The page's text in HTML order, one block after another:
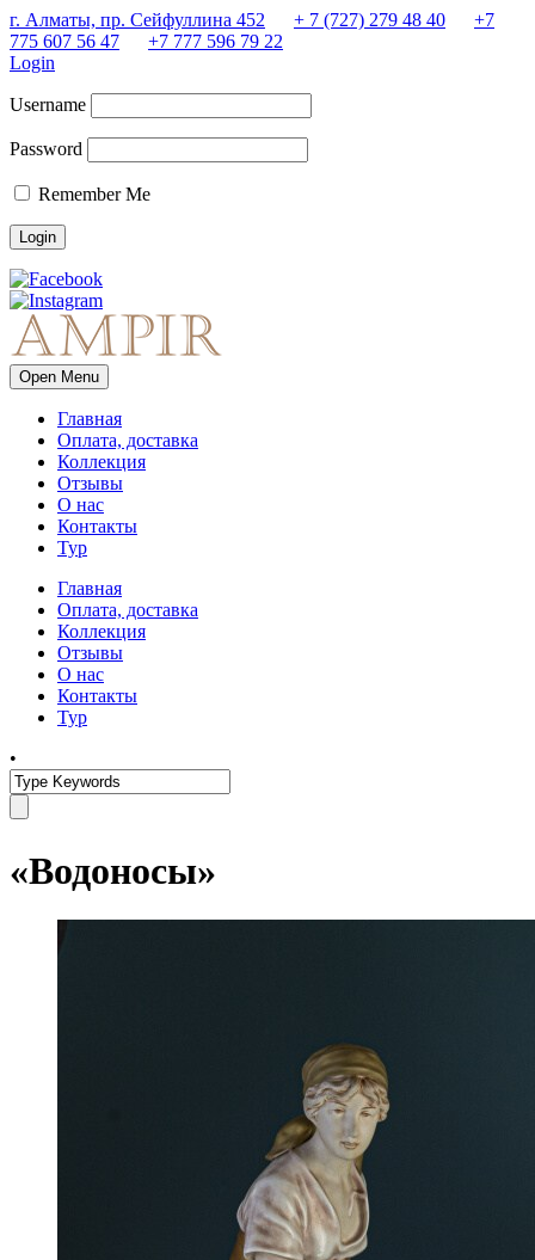
г. Алматы, пр. Сейфуллина 452 + 7 (727) 279 48 40
+7
775 607 56 47
+7 777 596 79 22
Login
Username
Password
Remember Me
Open Menu
Главная
Оплата, доставка
Коллекция
Отзывы
О нас
Контакты
Тур
Главная
Оплата, доставка
Коллекция
Отзывы
О нас
Контакты
Тур
•
«Водоносы»